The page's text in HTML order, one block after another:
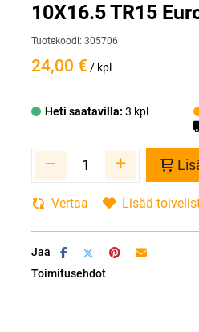
10X16.5 TR15
Tuotekoodi: 305706
24,00 € / kpl
Heti saatavilla: 3 kpl
Vertaa Lisää
Jaa
Toimitusehdot